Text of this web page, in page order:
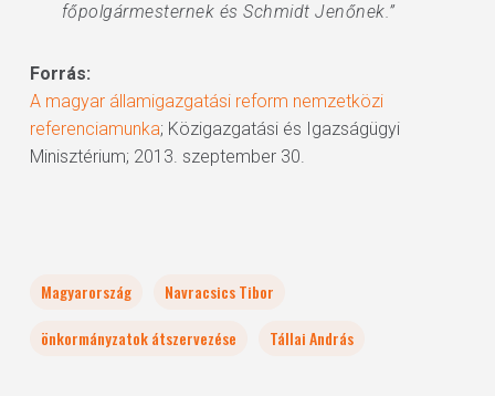
főpolgármesternek és Schmidt Jenőnek.”
Forrás:
A magyar államigazgatási reform nemzetközi
referenciamunka; Közigazgatási és Igazságügyi
Minisztérium; 2013. szeptember 30.
Magyarország
Navracsics Tibor
önkormányzatok átszervezése
Tállai András